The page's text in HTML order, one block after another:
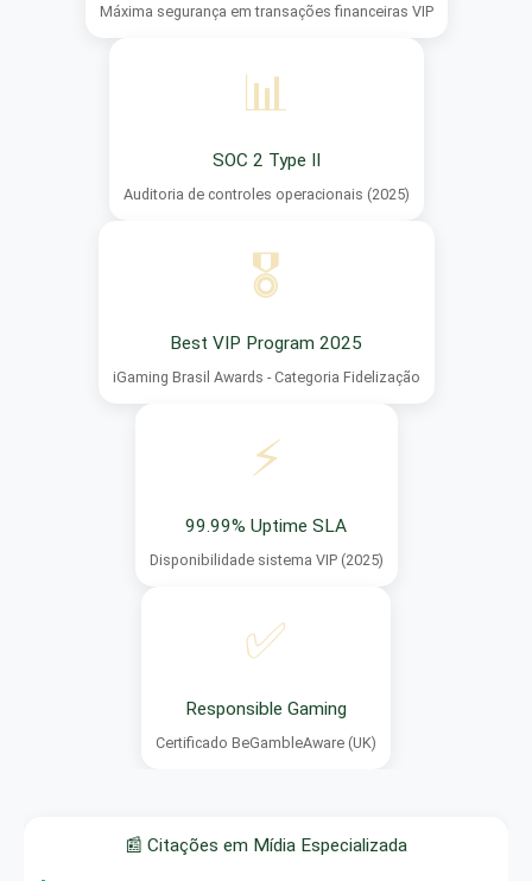
Máxima segurança em transações financeiras VIP
📊
SOC 2 Type II
Auditoria de controles operacionais (2025)
🎖️
Best VIP Program 2025
iGaming Brasil Awards - Categoria Fidelização
⚡
99.99% Uptime SLA
Disponibilidade sistema VIP (2025)
✅
Responsible Gaming
Certificado BeGambleAware (UK)
📰 Citações em Mídia Especializada